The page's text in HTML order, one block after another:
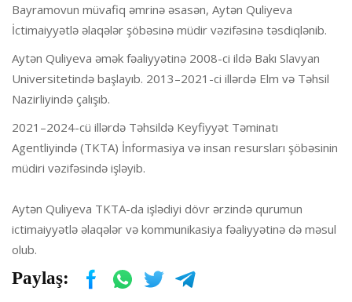
Bayramovun müvafiq əmrinə əsasən, Aytən Quliyeva
İctimaiyyətlə əlaqələr şöbəsinə müdir vəzifəsinə təsdiqlənib.
Aytən Quliyeva əmək fəaliyyətinə 2008-ci ildə Bakı Slavyan
Universitetində başlayıb. 2013–2021-ci illərdə Elm və Təhsil
Nazirliyində çalışıb.
2021–2024-cü illərdə Təhsildə Keyfiyyət Təminatı
Agentliyində (TKTA) İnformasiya və insan resursları şöbəsinin
müdiri vəzifəsində işləyib.
Aytən Quliyeva TKTA-da işlədiyi dövr ərzində qurumun
ictimaiyyətlə əlaqələr və kommunikasiya fəaliyyətinə də məsul
olub.
Paylaş: